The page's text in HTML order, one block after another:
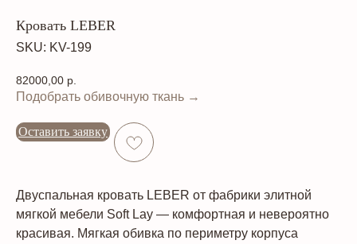
Кровать LEBER
SKU: KV-199
82000,00 р.
Подобрать обивочную ткань →
Оставить заявку
Двуспальная кровать LEBER от фабрики элитной
мягкой мебели Soft Lay — комфортная и невероятно
красивая. Мягкая обивка по периметру корпуса